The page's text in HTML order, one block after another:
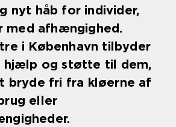
nyt håb for individer,
med afhængighed.
i København tilbyder
hjælp og støtte til dem,
bryde fri fra kløerne af
eller